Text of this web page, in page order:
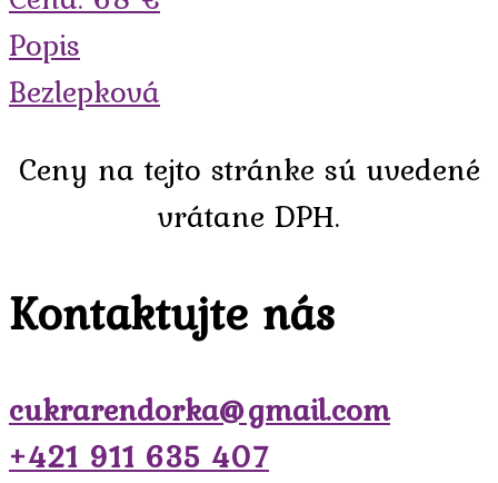
Popis
Bezlepková
Ceny na tejto stránke sú uvedené
vrátane DPH.
Kontaktujte nás
cukrarendorka@gmail.com
+421 911 635 407